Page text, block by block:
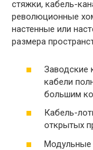
стяжки, кабель-
революционные
настенные или
размера
Заводские
кабели
большим
Кабель-
открытых
Модульные